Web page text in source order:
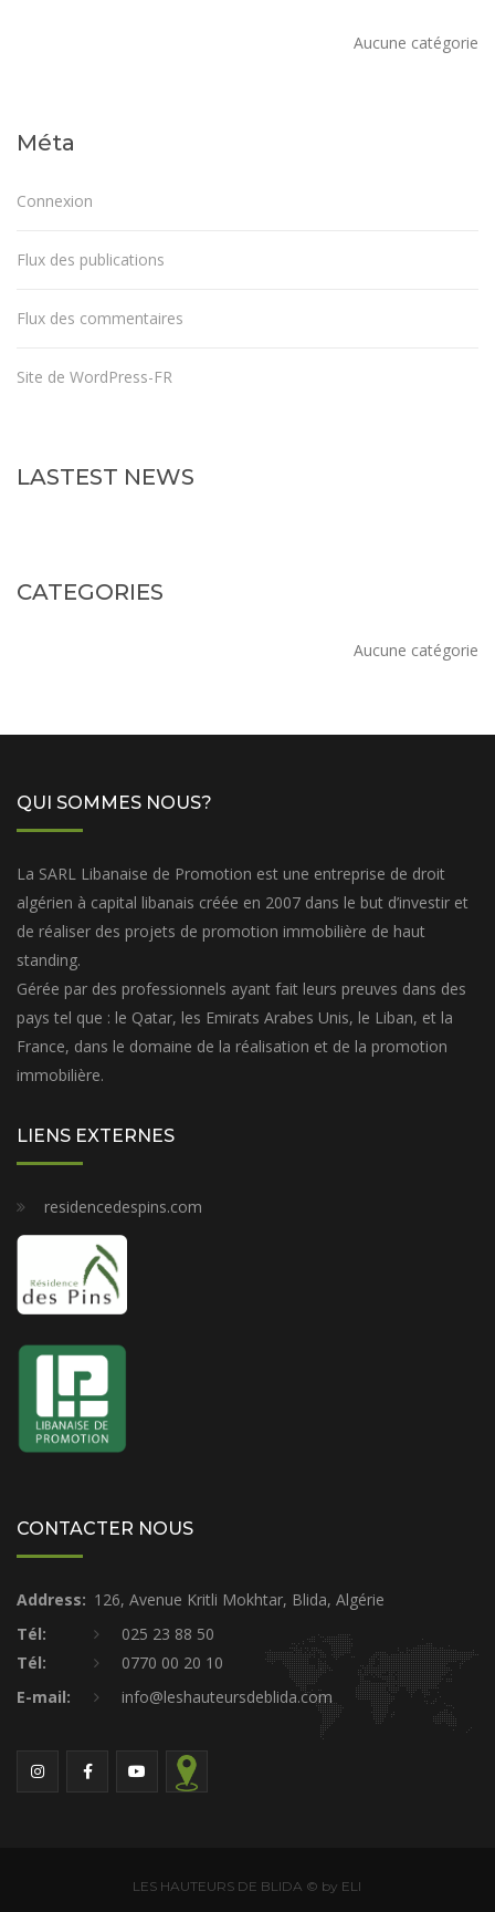
Aucune catégorie
Méta
Connexion
Flux des publications
Flux des commentaires
Site de WordPress-FR
LASTEST NEWS
CATEGORIES
Aucune catégorie
QUI SOMMES NOUS?
La SARL Libanaise de Promotion est une entreprise de droit
algérien à capital libanais créée en 2007 dans le but d’investir et
de réaliser des projets de promotion immobilière de haut
standing.
Gérée par des professionnels ayant fait leurs preuves dans des
pays tel que : le Qatar, les Emirats Arabes Unis, le Liban, et la
France, dans le domaine de la réalisation et de la promotion
immobilière.
LIENS EXTERNES
residencedespins.com
CONTACTER NOUS
Address: 126, Avenue Kritli Mokhtar, Blida, Algérie
Tél:
025 23 88 50
Tél:
0770 00 20 10
E-mail:
info@leshauteursdeblida.com
LES HAUTEURS DE BLIDA © by ELI